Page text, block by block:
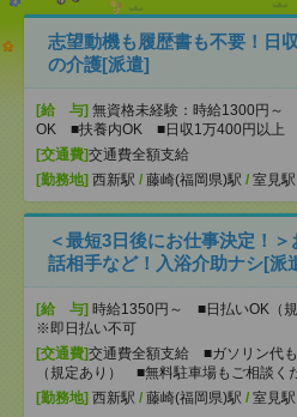
志望動機も履歴書も不要！日
の介護[派遣]
[給 与] 無資格未経験：時給1300円～
OK ■扶養内OK ■日収1万400円以上
[交通費]交通費全額支給
[勤務地] 西新駅 / 藤崎(福岡県)駅 / 室見駅
＜最短3日後にお仕事決定！
話相手など！入浴介助ナシ[派
[給 与] 時給1350円～ ■日払いOK（規
※即日払い不可
[交通費]交通費全額支給 ■ガソリン代
（規定あり） ■無料駐車場もご相談く
[勤務地] 西新駅 / 藤崎(福岡県)駅 / 室見駅